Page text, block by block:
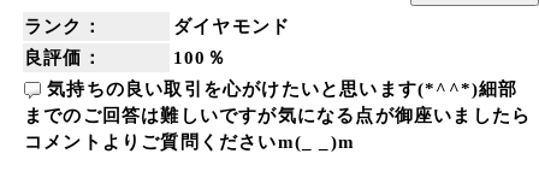
ランク：
ダイヤモンド
良評価：
100％
気持ちの良い取引を心がけたいと思います(*^^*)細部
までのご回答は難しいですが気になる点が御座いましたら
コメントよりご質問くださいm(_ _)m